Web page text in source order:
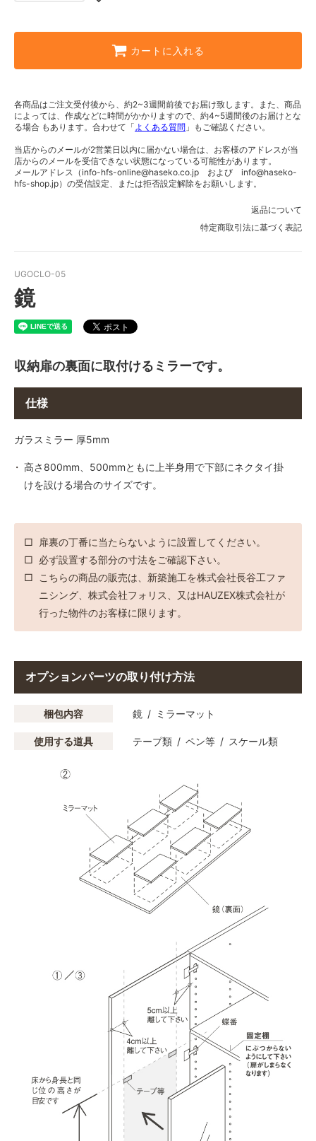
カートに入れる
各商品はご注文受付後から、約2~3週間前後でお届け致します。また、商品
によっては、作成などに時間がかかりますので、約4~5週間後のお届けとな
る場合 もあります。合わせて「 よくある質問 」もご確認ください。
当店からのメールが2営業日以内に届かない場合は、お客様のアドレスが当
店からのメールを受信できない状態になっている可能性があります。
メールアドレス（info-hfs-online@haseko.co.jp および info@haseko-
hfs-shop.jp）の受信設定、または拒否設定解除をお願いします。
返品について
特定商取引法に基づく表記
UGOCLO-05
鏡
収納扉の裏面に取付けるミラーです。
仕様
ガラスミラー 厚5mm
高さ800mm、500mmともに上半身用で下部にネクタイ掛
けを設ける場合のサイズです。
扉裏の丁番に当たらないように設置してください。
必ず設置する部分の寸法をご確認下さい。
こちらの商品の販売は、新築施工を株式会社長谷工ファ
ニシング、株式会社フォリス、又はHAUZEX株式会社が
行った物件のお客様に限ります。
オプションパーツの取り付け方法
梱包内容 鏡 ミラーマット
使用する道具 テープ類 ペン等 スケール類